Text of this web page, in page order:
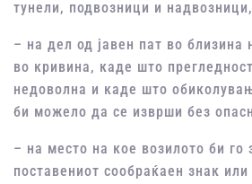
тунели, подвозници и надвозници,
– на дел од јавен пат во близина
во кривина, каде што
недоволна и каде што
би можело да се изврши без
– на место на кое возилото би го
поставениот сообраќаен знак